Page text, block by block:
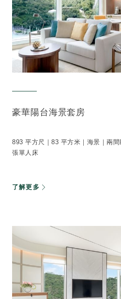
豪華陽台海景套房
893 平方尺｜83 平方米｜海景｜兩
張單人床
了解更多